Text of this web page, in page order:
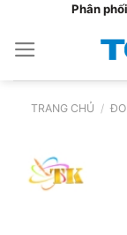
nội
dung
Phân
TRANG CHỦ / ĐO